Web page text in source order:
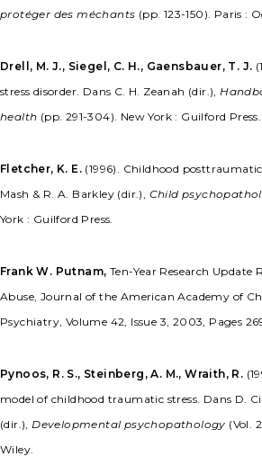
protéger des méchants (pp. 123-150). Paris :
Drell, M. J., Siegel, C. H., Gaensbauer, T. J.
stress disorder. Dans C. H. Zeanah (dir.),
health (pp. 291-304). New York : Guilford Press.
Fletcher, K. E. (1996). Childhood
Mash & R. A. Barkley (dir.), Child
York : Guilford Press.
Frank W. Putnam, Ten-Year Research Update
Abuse, Journal of the American Academy of
Psychiatry, Volume 42, Issue 3, 2003, Pages
Pynoos, R. S., Steinberg, A. M., Wraith, R.
model of childhood traumatic stress. Dans D.
(dir.),Developmental psychopathology (Vol.
Wiley.